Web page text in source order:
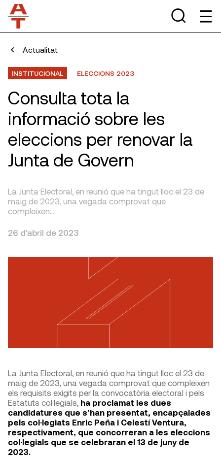
Actualitat
INSTITUCIONAL ELECCIONS 2023
Consulta tota la
informació sobre les
eleccions per renovar la
Junta de Govern
La Junta Electoral, en reunió que ha tingut lloc el 23 de
maig de 2023, una vegada comprovat que
compleixen…
26 d’abril de 2023
La Junta Electoral, en reunió que ha tingut lloc el 23 de
maig de 2023, una vegada comprovat que compleixen
els requisits exigits per la convocatòria electoral i pels
Estatuts col·legials, ha proclamat les dues
candidatures que s’han presentat, encapçalades
pels col·legiats Enric Peña i Celestí Ventura,
respectivament, que concorreran a les eleccions
col·legials que se celebraran el 13 de juny de
2023.